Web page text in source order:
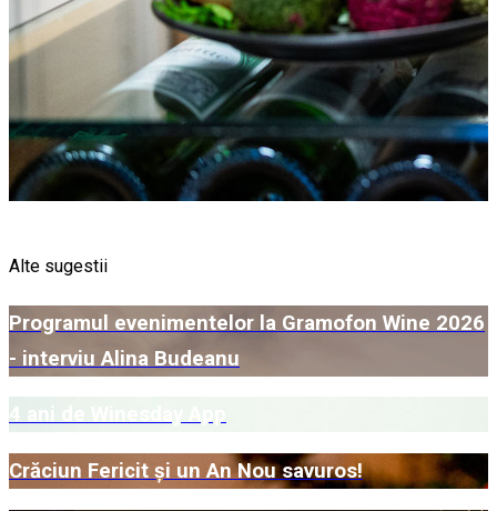
Alte sugestii
Programul evenimentelor la Gramofon Wine 2026
- interviu Alina Budeanu
4 ani de Winesday App
Crăciun Fericit și un An Nou savuros!